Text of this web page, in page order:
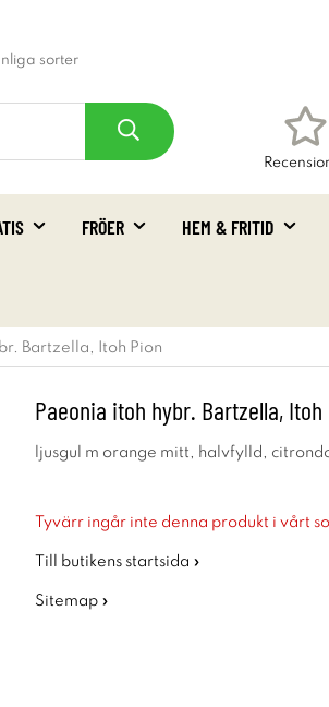
sorter
FRÖER HEM & FRITID
Bartzella, Itoh Pion
Paeonia itoh hybr. Bartzella, Itoh
ljusgul m orange mitt, halvfylld,
Tyvärr ingår inte denna produkt i vårt
Till butikens startsida »
Sitemap »